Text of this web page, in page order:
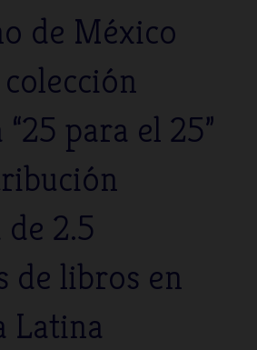
de México
para el 25”
2.5
de libros en
Latina